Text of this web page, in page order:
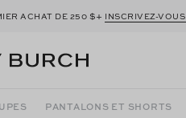
ACHAT DE 250 $+ INSCRIVEZ-VOUS
PANTALONS ET SHORTS